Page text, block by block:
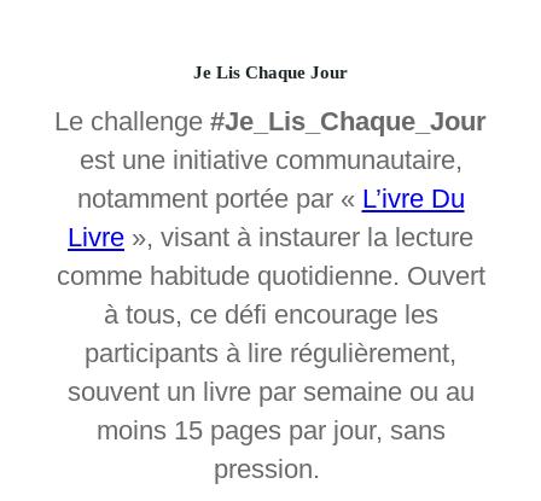
Je Lis Chaque Jour
Le challenge #Je_Lis_Chaque_Jour
est une initiative communautaire,
notamment portée par « L’ivre Du
Livre », visant à instaurer la lecture
comme habitude quotidienne. Ouvert
à tous, ce défi encourage les
participants à lire régulièrement,
souvent un livre par semaine ou au
moins 15 pages par jour, sans
pression.